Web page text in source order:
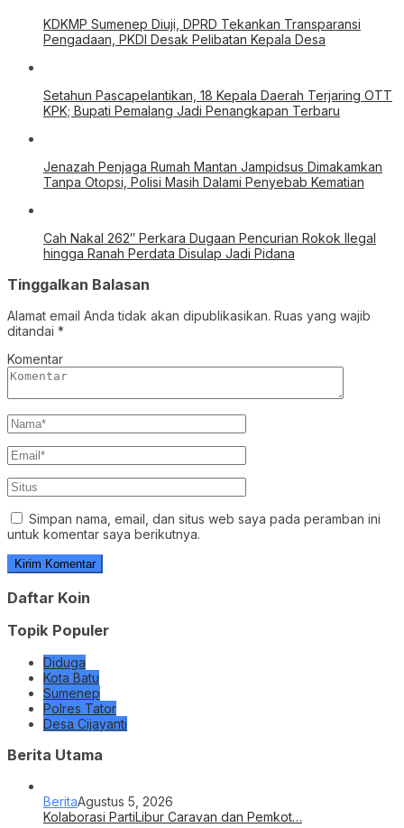
Jenazah Penjaga Rumah Mantan Jampidsus Dimakamkan
Cah Nakal 262″ Perkara Dugaan Pencurian Rokok Ilegal
Tinggalkan Balasan
Alamat email Anda tidak akan dipublikasikan.
ditandai
Komentar
Simpan nama, email, dan situs web saya pada peramban ini
untuk komentar saya berikutnya.
Daftar Koin
Topik Populer
Diduga
Kota Batu
Sumenep
Desa Cijayanti
Berita Utama
BeritaAgustus 5, 2026
Kolaborasi PartiLibur Caravan dan Pemkot…
BeritaAgustus 5, 2026
Berita,Berita SumenapAgustus 4, 2026